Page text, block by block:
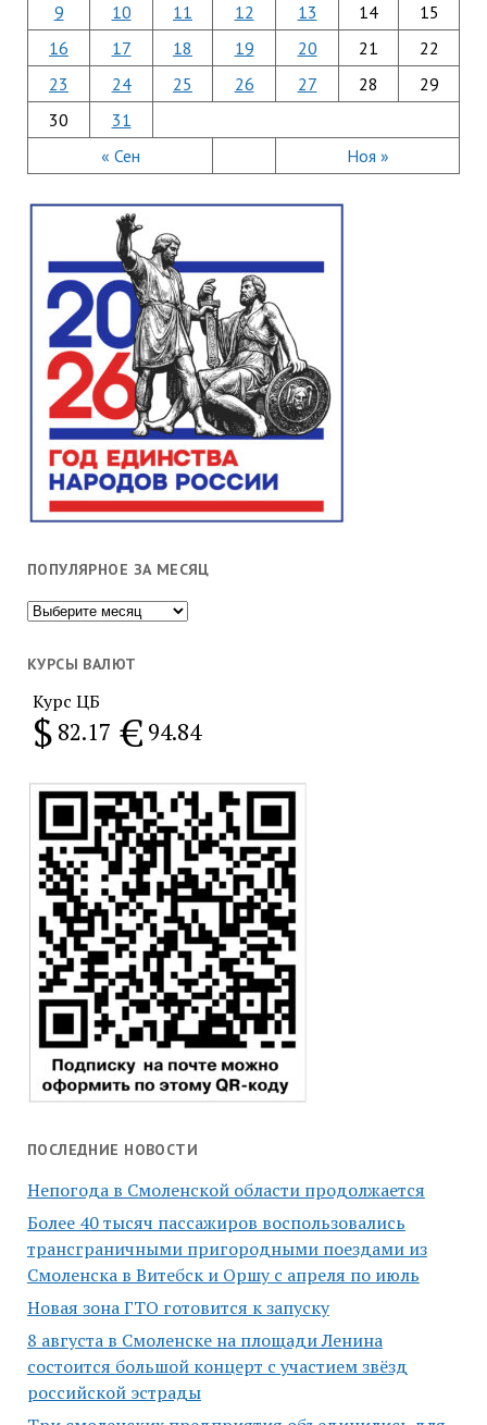
« Сен Ноя »
9
10 11 12 13 14
15
16
17 18 19 20 21
22
23
24 25 26 27 28
29
30
31
ПОПУЛЯРНОЕ ЗА МЕСЯЦ
Популярное
месяц
КУРСЫ ВАЛЮТ
Курс ЦБ
$ 82.17 € 94.84
ПОСЛЕДНИЕ НОВОСТИ
Непогода в Смоленской области продолжается
Более 40 тысяч пассажиров воспользовались
трансграничными пригородными поездами из
Смоленска в Витебск и Оршу с апреля по июль
Новая зона ГТО готовится к запуску
8 августа в Смоленске на площади Ленина
состоится большой концерт с участием звёзд
российской эстрады